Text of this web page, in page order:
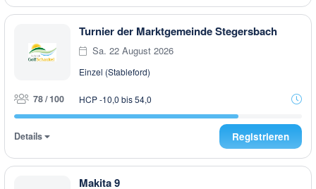
Turnier der Marktgemeinde Stegersbach
Sa. 22 August 2026
Einzel (Stableford)
78 / 100 HCP -10,0 bis 54,0
Details Registrieren
Makita 9